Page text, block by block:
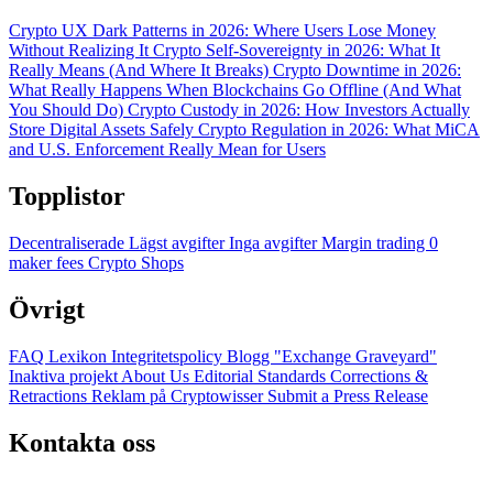
Crypto UX Dark Patterns in 2026: Where Users Lose Money
Without Realizing It Crypto Self-Sovereignty in 2026: What It
Really Means (And Where It Breaks) Crypto Downtime in 2026:
What Really Happens When Blockchains Go Offline (And What
You Should Do) Crypto Custody in 2026: How Investors Actually
Store Digital Assets Safely Crypto Regulation in 2026: What MiCA
and U.S. Enforcement Really Mean for Users
Topplistor
Decentraliserade Lägst avgifterInga avgifterMargin trading 0
maker fees Crypto Shops
Övrigt
FAQ Lexikon Integritetspolicy Blogg "Exchange Graveyard"
Inaktiva projekt About Us Editorial Standards Corrections &
Retractions Reklam på Cryptowisser Submit a Press Release
Kontakta oss